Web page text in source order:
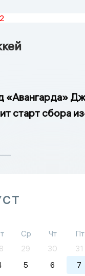
«Авангарда»
старт сбора
Ср Чт Пт
29 30 31
5 6 7